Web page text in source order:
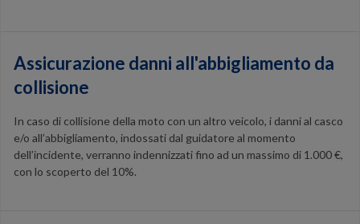
Assicurazione danni all'abbigliamento da
collisione
In caso di collisione della moto con un altro veicolo, i danni al casco
e/o all’abbigliamento, indossati dal guidatore al momento
dell’incidente, verranno indennizzati fino ad un massimo di 1.000 €,
con lo scoperto del 10%.